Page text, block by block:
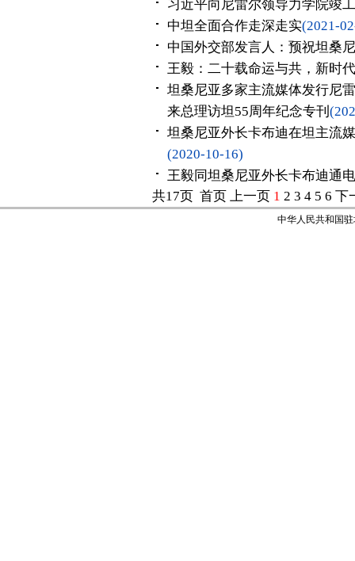
习近平向尼雷尔领导力学院竣
中坦全面合作走深走实(2021-
中国外交部发言人：预祝坦桑
王毅：二十载命运与共，新时
坦桑尼亚多家主流媒体发行尼
来总理访坦55周年纪念专刊
坦桑尼亚外长卡布迪在坦主流
(2020-10-16)
王毅同坦桑尼亚外长卡布迪通
共17页 首页 上一页 1 2 3 4 5 6 下
中华人民共和国